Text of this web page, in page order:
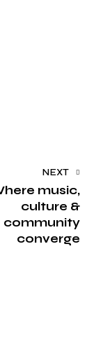
NEXT
music,
culture &
community
converge